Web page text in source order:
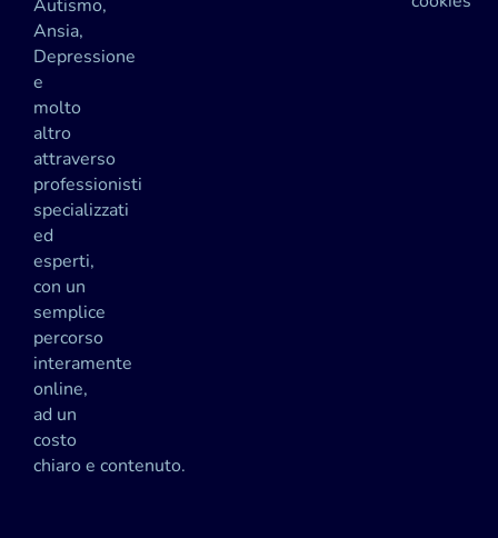
Autismo,
Ansia,
Depressione
e
molto
altro
attraverso
professionisti
specializzati
ed
esperti,
con un
semplice
percorso
interamente
online,
ad un
costo
chiaro e contenuto.